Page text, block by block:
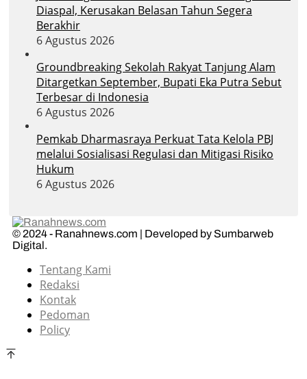
Diaspal, Kerusakan Belasan Tahun Segera
Berakhir
6 Agustus 2026
Groundbreaking Sekolah Rakyat Tanjung Alam
Ditargetkan September, Bupati Eka Putra Sebut
Terbesar di Indonesia
6 Agustus 2026
Pemkab Dharmasraya Perkuat Tata Kelola PBJ
melalui Sosialisasi Regulasi dan Mitigasi Risiko
Hukum
6 Agustus 2026
© 2024 - Ranahnews.com | Developed by Sumbarweb
Digital.
Tentang Kami
Redaksi
Kontak
Pedoman
Policy